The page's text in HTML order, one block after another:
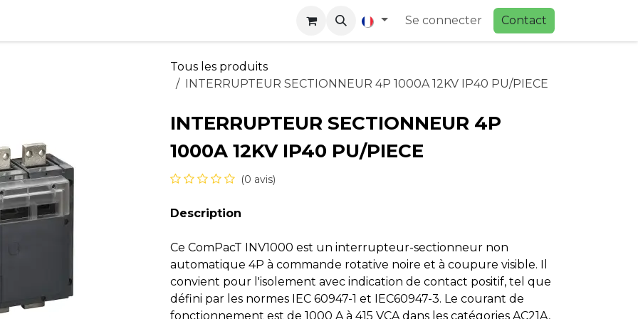
Carrières Se connecter Contact
Tous les produits
INTERRUPTEUR SECTIONNEUR 4P 1000A 12KV IP40 PU/PIECE
INTERRUPTEUR SECTIONNEUR 4P
1000A 12KV IP40 PU/PIECE
(0 avis)
Description
Ce ComPacT INV1000 est un interrupteur-sectionneur non
automatique 4P à commande rotative noire et à coupure visible. Il
convient pour l'isolement avec indication de contact positif, tel que
défini par les normes IEC 60947-1 et IEC60947-3. Le courant de
fonctionnement est de 1000 A à 415 VCA dans les catégories AC21A,